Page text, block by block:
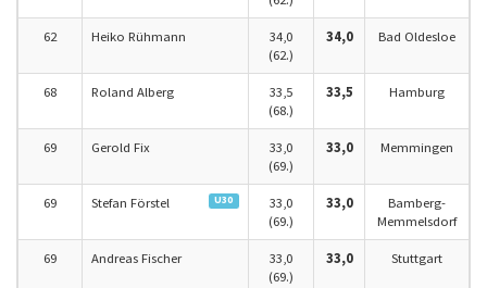
62 Heiko Rühmann
34,0
(62.)
34,0 Bad Oldesloe
68 Roland Alberg
33,5
(68.)
33,5 Hamburg
69 Gerold Fix
33,0
(69.)
33,0 Memmingen
69 Stefan Förstel U30
33,0
(69.)
33,0
Bamberg-
Memmelsdorf
69 Andreas Fischer
33,0
(69.)
33,0 Stuttgart